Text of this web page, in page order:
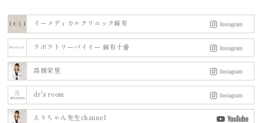
イーメディカルクリニック麻布
ラボラトリーバイイー 麻布十番
髙橋栄里
dr's room
えりちゃん先生channel